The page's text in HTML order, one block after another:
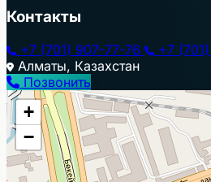
Контакты
+7 (701) 907-77-76 +7
Алматы, Казахстан
Позвонить
+
−